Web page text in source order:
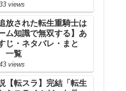
views
放された転生重騎士は
ム知識で無双する】あ
じ・ネタバレ・まと
一覧
views
【転スラ】完結「転生